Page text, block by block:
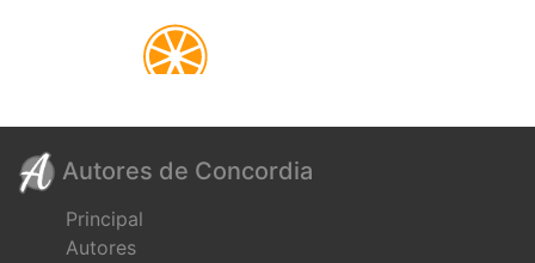
Autores de Concordia
Principal
Autores